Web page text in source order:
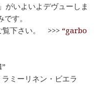
がいよいよデヴューしま
す。
覧下さい。 >>> “garbo
ミーリネン・ビエラ